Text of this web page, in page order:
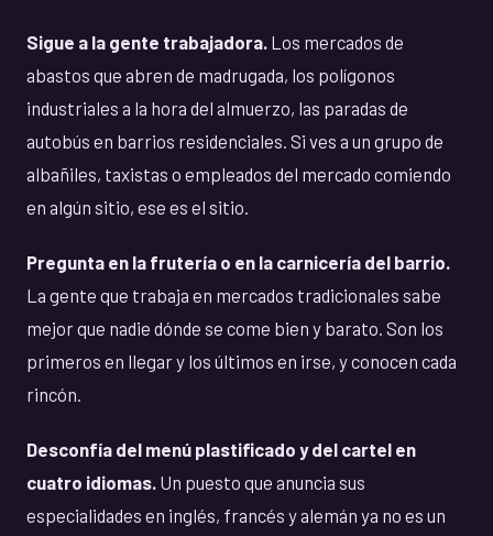
Sigue a la gente trabajadora. Los mercados de
abastos que abren de madrugada, los polígonos
industriales a la hora del almuerzo, las paradas de
autobús en barrios residenciales. Si ves a un grupo de
albañiles, taxistas o empleados del mercado comiendo
en algún sitio, ese es el sitio.
Pregunta en la frutería o en la carnicería del barrio.
La gente que trabaja en mercados tradicionales sabe
mejor que nadie dónde se come bien y barato. Son los
primeros en llegar y los últimos en irse, y conocen cada
rincón.
Desconfía del menú plastificado y del cartel en
cuatro idiomas. Un puesto que anuncia sus
especialidades en inglés, francés y alemán ya no es un